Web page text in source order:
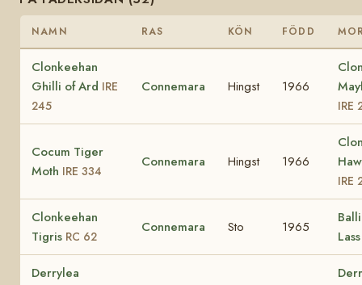
NAMN RAS KÖN FÖDD
Clonkeehan
Ghilli of Ard IRE
245
Connemara Hingst 1966
IRE
Cocum Tiger
Moth IRE 334
Connemara Hingst 1966
IRE
Clonkeehan
Tigris RC 62
Connemara Sto 1965
Derrylea